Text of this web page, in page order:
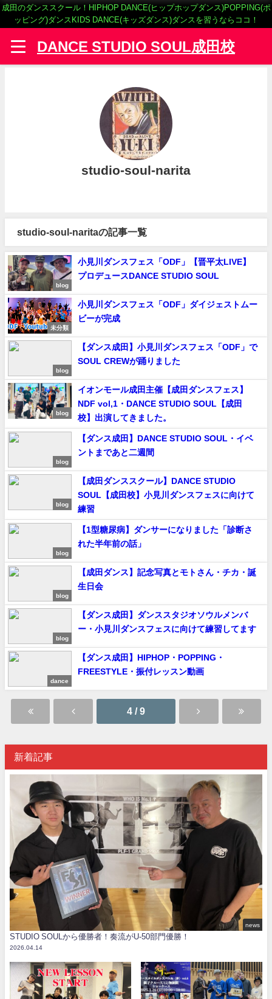
成田のダンススクール！HIPHOP DANCE(ヒップホップダンス)POPPING(ポ
ッピング)ダンスKIDS DANCE(キッズダンス)ダンスを習うならココ！
DANCE STUDIO SOUL成田校
studio-soul-narita
studio-soul-naritaの記事一覧
blog
小見川ダンスフェス「ODF」【晋平太LIVE】
プロデュースDANCE STUDIO SOUL
未分類
小見川ダンスフェス「ODF」ダイジェストムー
ビーが完成
blog
【ダンス成田】小見川ダンスフェス「ODF」で
SOUL CREWが踊りました
blog
イオンモール成田主催【成田ダンスフェス】
NDF vol,1・DANCE STUDIO SOUL【成田
校】出演してきました。
blog
【ダンス成田】DANCE STUDIO SOUL・イベ
ントまであと二週間
blog
【成田ダンススクール】DANCE STUDIO
SOUL【成田校】小見川ダンスフェスに向けて
練習
blog
【1型糖尿病】ダンサーになりました「診断さ
れた半年前の話」
blog
【成田ダンス】記念写真とモトさん・チカ・誕
生日会
blog
【ダンス成田】ダンススタジオソウルメンバ
ー・小見川ダンスフェスに向けて練習してます
dance
【ダンス成田】HIPHOP・POPPING・
FREESTYLE・振付レッスン動画
4 / 9
新着記事
news
STUDIO SOULから優勝者！奏流がU-50部門優勝！
2026.04.14